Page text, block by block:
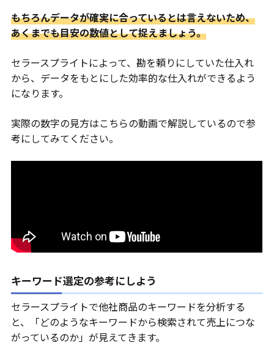
もちろんデータが確実に合っているとは言えないため、
あくまでも目安の数値として捉えましょう。
セラースプライトによって、勘を頼りにしていた仕入れ
から、データをもとにした効率的な仕入れができるよう
になります。
実際の数字の見方はこちらの動画で解説しているので参
考にしてみてください。
キーワード選定の参考にしよう
セラースプライトで他社商品のキーワードを分析する
と、「どのようなキーワードから検索されて売上につな
がっているのか」が見えてきます。